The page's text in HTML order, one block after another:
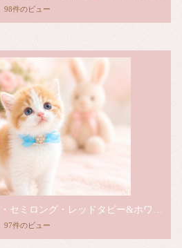
98件のビュー
マンチカン(男の子・長足・セミロング・レッドタビー&ホワイト)
97件のビュー